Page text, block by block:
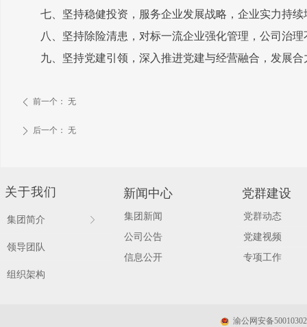
七、坚持稳健投资，服务企业发展战略，企业实力持续
八、坚持除险清患，对标一流企业强化管理，公司治理
九、坚持党建引领，深入推进党建与经营融合，发展合
ꄴ 前一个： 无
ꄲ 后一个： 无
集团简介 ꁕ
领导团队
组织架构
关于我们 新闻中心
集团新闻
公司公告
信息公开
党群动态
党建视频
专项工作
党群建设
渝公网安备